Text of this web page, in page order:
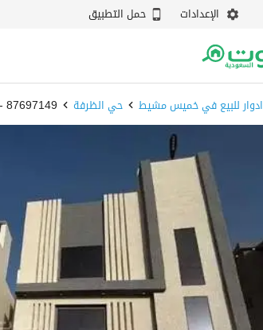
الإعدادات حمل التطبيق
ادوار للبيع في خميس مشيط حي الظرفة 87697149 - بيوت